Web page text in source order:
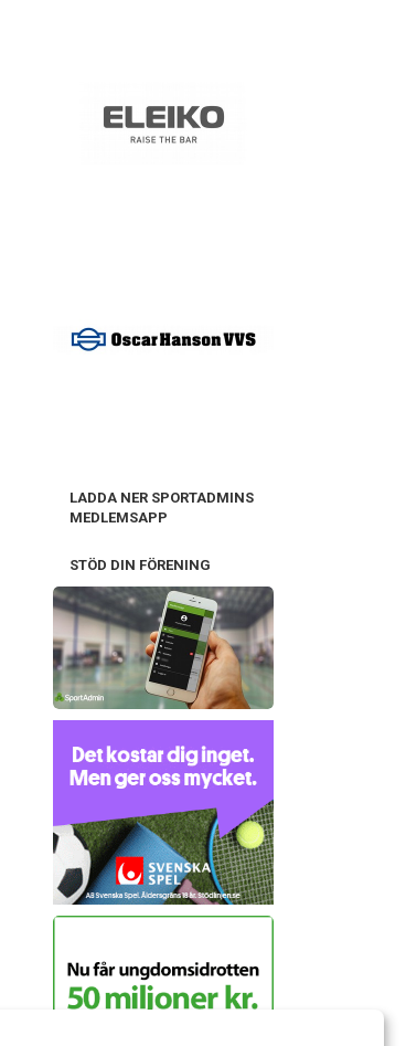
LADDA NER SPORTADMINS
MEDLEMSAPP
STÖD DIN FÖRENING